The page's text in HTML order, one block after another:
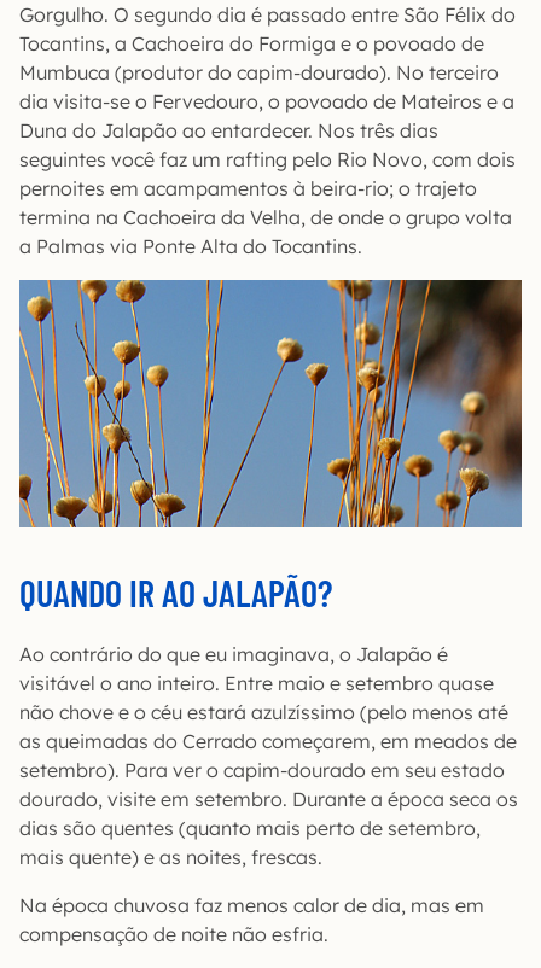
Gorgulho. O segundo dia é passado entre São Félix do
Tocantins, a Cachoeira do Formiga e o povoado de
Mumbuca (produtor do capim-dourado). No terceiro
dia visita-se o Fervedouro, o povoado de Mateiros e a
Duna do Jalapão ao entardecer. Nos três dias
seguintes você faz um rafting pelo Rio Novo, com dois
pernoites em acampamentos à beira-rio; o trajeto
termina na Cachoeira da Velha, de onde o grupo volta
a Palmas via Ponte Alta do Tocantins.
QUANDO IR AO JALAPÃO?
Ao contrário do que eu imaginava, o Jalapão é
visitável o ano inteiro. Entre maio e setembro quase
não chove e o céu estará azulzíssimo (pelo menos até
as queimadas do Cerrado começarem, em meados de
setembro). Para ver o capim-dourado em seu estado
dourado, visite em setembro. Durante a época seca os
dias são quentes (quanto mais perto de setembro,
mais quente) e as noites, frescas.
Na época chuvosa faz menos calor de dia, mas em
compensação de noite não esfria.